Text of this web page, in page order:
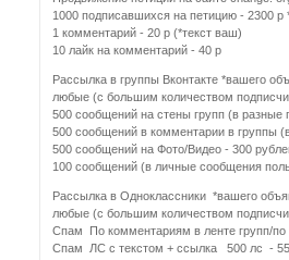
1000 подписавшихся на петицию - 2300
1 комментарий - 20 р (*текст ваш)
10 лайк на комментарий - 40 р
Расcылка в группы Вконтакте *вашего
любые (с большим количеством
500 сообщений на стены групп (в разные
500 сообщений в комментарии в группы
500 сообщений на Фото/Видео - 300
100 сообщений (в личные сообщения
Расcылка в Одноклассники *вашего
любые (с большим количеством
Cпам По комментариям в ленте групп/по
Cпам ЛС с текстом + ссылка 500 лс -